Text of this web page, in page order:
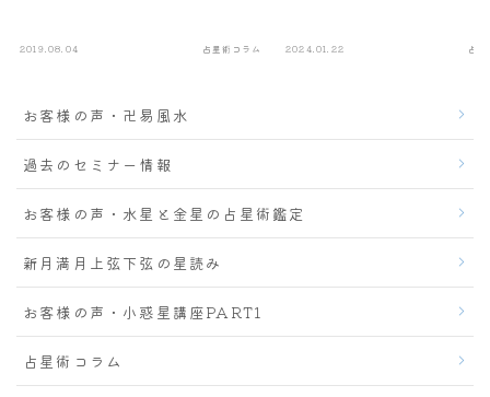
2019.08.04 占星術コラム 2024.01.22 占
お客様の声・卍易風水
過去のセミナー情報
お客様の声・水星と金星の占星術鑑定
新月満月上弦下弦の星読み
お客様の声・小惑星講座PART1
占星術コラム